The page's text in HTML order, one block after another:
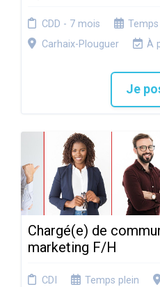
CDD - 7 mois
Carhaix-Plouguer
À
Je
Chargé(e) de
marketing F/H
CDI Temps plein